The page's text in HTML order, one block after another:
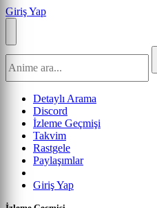
Giriş Yap
Detaylı Arama
Discord
İzleme Geçmişi
Takvim
Rastgele
Paylaşımlar
Giriş Yap